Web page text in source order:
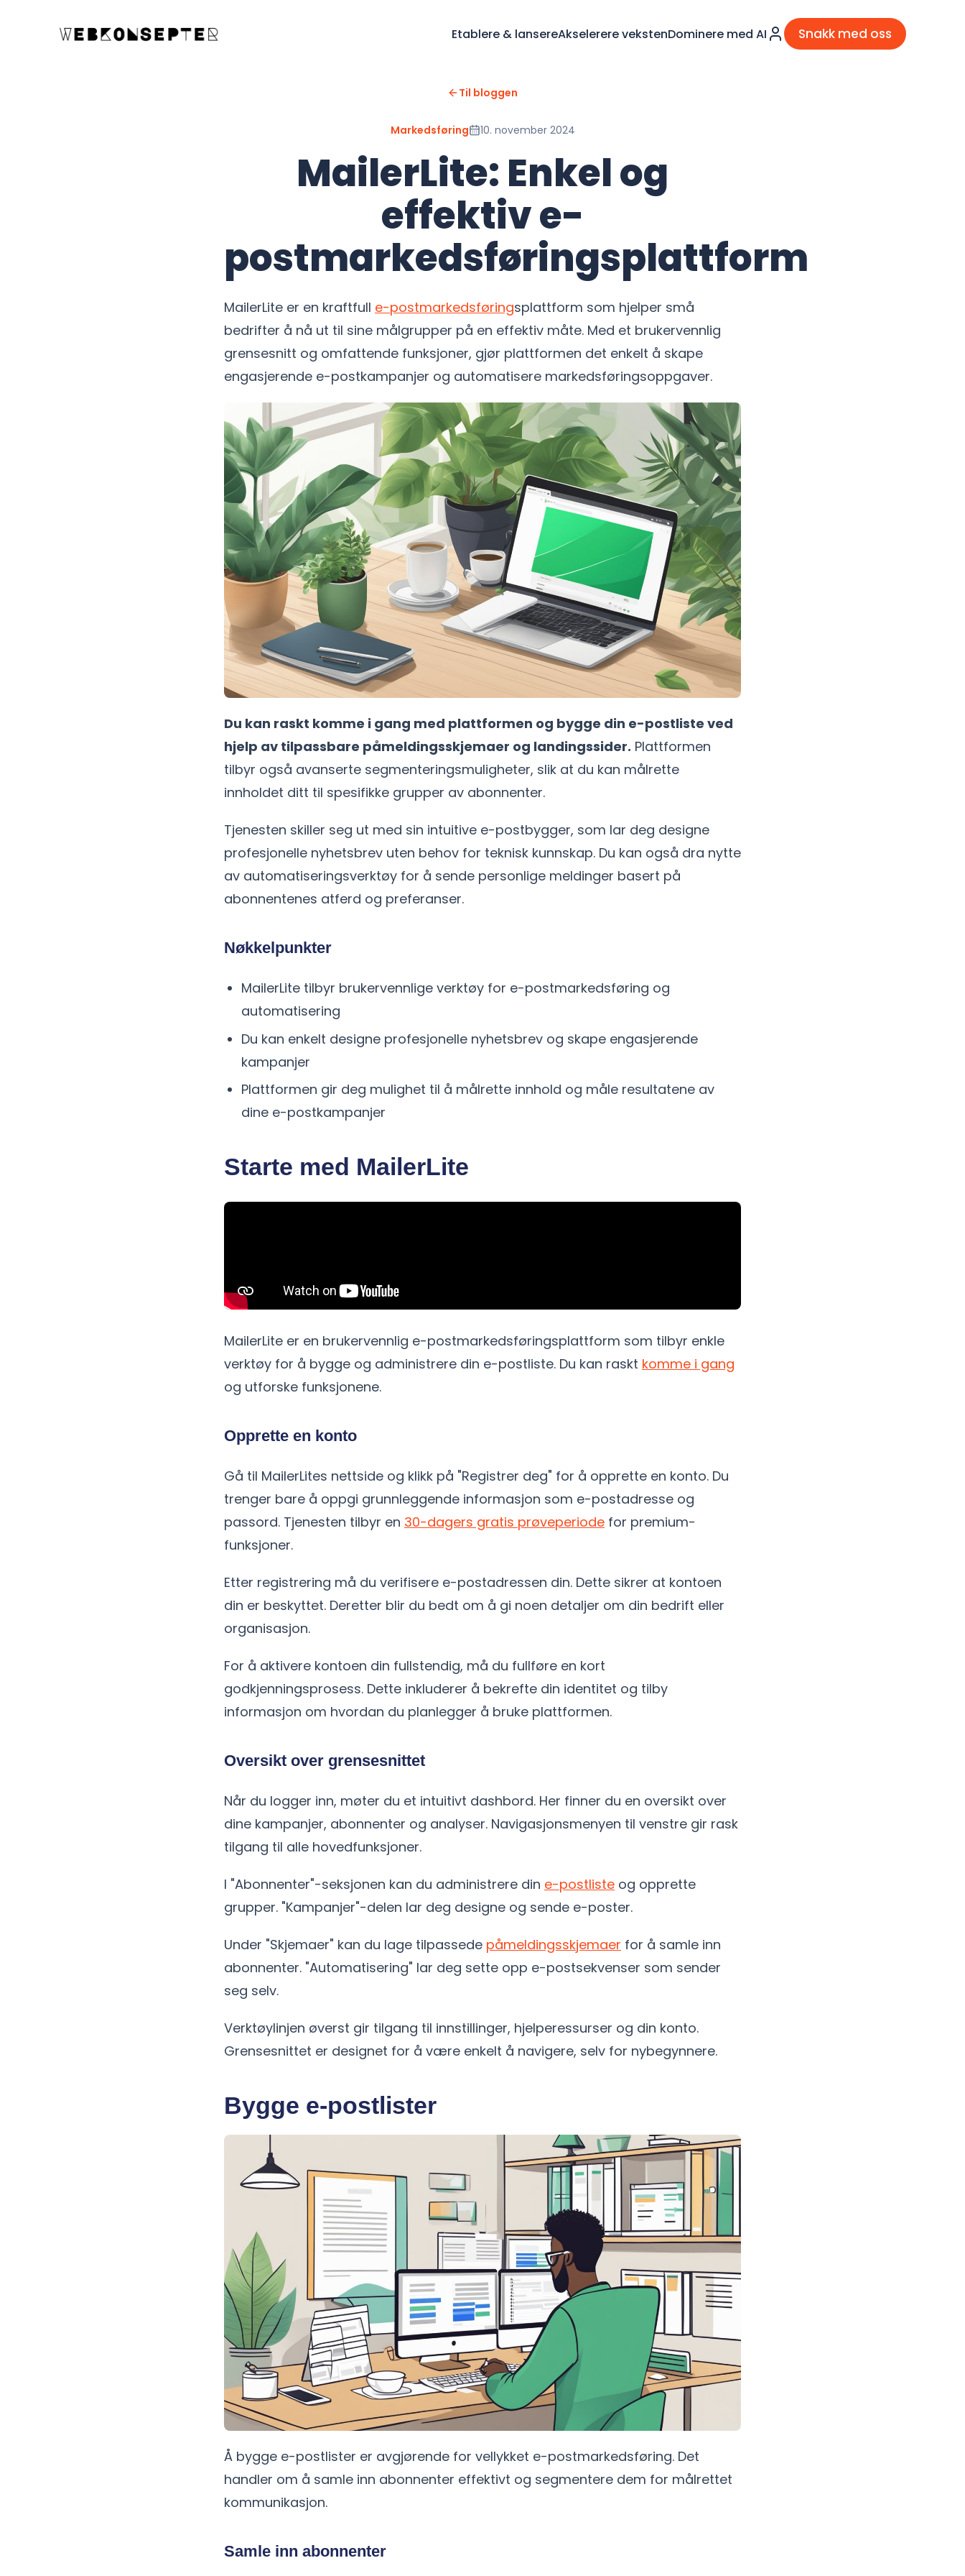
Etablere & lansereAkselerere vekstenDominere med AI Snakk med oss
Til bloggen
Markedsføring 10. november 2024
MailerLite: Enkel og
effektiv e-
postmarkedsføringsplattform
MailerLite er en kraftfull e-postmarkedsføringsplattform som hjelper små
bedrifter å nå ut til sine målgrupper på en effektiv måte. Med et brukervennlig
grensesnitt og omfattende funksjoner, gjør plattformen det enkelt å skape
engasjerende e-postkampanjer og automatisere markedsføringsoppgaver.
Du kan raskt komme i gang med plattformen og bygge din e-postliste ved
hjelp av tilpassbare påmeldingsskjemaer og landingssider. Plattformen
tilbyr også avanserte segmenteringsmuligheter, slik at du kan målrette
innholdet ditt til spesifikke grupper av abonnenter.
Tjenesten skiller seg ut med sin intuitive e-postbygger, som lar deg designe
profesjonelle nyhetsbrev uten behov for teknisk kunnskap. Du kan også dra nytte
av automatiseringsverktøy for å sende personlige meldinger basert på
abonnentenes atferd og preferanser.
Nøkkelpunkter
MailerLite tilbyr brukervennlige verktøy for e-postmarkedsføring og
automatisering
Du kan enkelt designe profesjonelle nyhetsbrev og skape engasjerende
kampanjer
Plattformen gir deg mulighet til å målrette innhold og måle resultatene av
dine e-postkampanjer
Starte med MailerLite
MailerLite er en brukervennlig e-postmarkedsføringsplattform som tilbyr enkle
verktøy for å bygge og administrere din e-postliste. Du kan raskt komme i gang
og utforske funksjonene.
Opprette en konto
Gå til MailerLites nettside og klikk på "Registrer deg" for å opprette en konto. Du
trenger bare å oppgi grunnleggende informasjon som e-postadresse og
passord. Tjenesten tilbyr en 30-dagers gratis prøveperiode for premium-
funksjoner.
Etter registrering må du verifisere e-postadressen din. Dette sikrer at kontoen
din er beskyttet. Deretter blir du bedt om å gi noen detaljer om din bedrift eller
organisasjon.
For å aktivere kontoen din fullstendig, må du fullføre en kort
godkjenningsprosess. Dette inkluderer å bekrefte din identitet og tilby
informasjon om hvordan du planlegger å bruke plattformen.
Oversikt over grensesnittet
Når du logger inn, møter du et intuitivt dashbord. Her finner du en oversikt over
dine kampanjer, abonnenter og analyser. Navigasjonsmenyen til venstre gir rask
tilgang til alle hovedfunksjoner.
I "Abonnenter"-seksjonen kan du administrere din e-postliste og opprette
grupper. "Kampanjer"-delen lar deg designe og sende e-poster.
Under "Skjemaer" kan du lage tilpassede påmeldingsskjemaer for å samle inn
abonnenter. "Automatisering" lar deg sette opp e-postsekvenser som sender
seg selv.
Verktøylinjen øverst gir tilgang til innstillinger, hjelperessurser og din konto.
Grensesnittet er designet for å være enkelt å navigere, selv for nybegynnere.
Bygge e-postlister
Å bygge e-postlister er avgjørende for vellykket e-postmarkedsføring. Det
handler om å samle inn abonnenter effektivt og segmentere dem for målrettet
kommunikasjon.
Samle inn abonnenter